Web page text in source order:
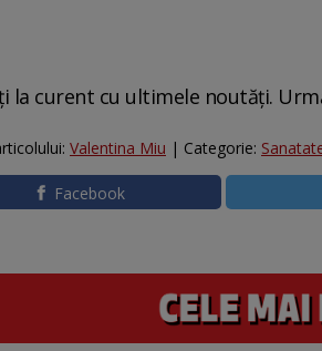
la curent cu ultimele noutăți.
Valentina Miu | Categorie:
Facebook